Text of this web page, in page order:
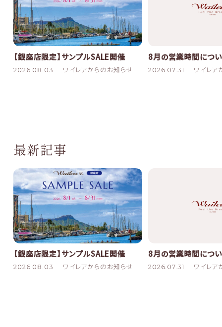
最新記事
【銀座店限定】サンプルSALE開催
2026.08.03 ワイレアからのお知らせ
8月の営業時間につ
2026.07.31 ワイレア
【銀座店限定】サンプルSALE開催
2026.08.03 ワイレアからのお知らせ
8月の営業時間につ
2026.07.31 ワイレア